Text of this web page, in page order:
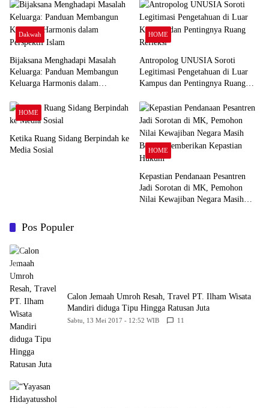
Dakwah
Bijaksana Menghadapi Masalah
Keluarga: Panduan Membangun
Keluarga Harmonis dalam
HOME
Antropolog UNUSIA Soroti
Legitimasi Pengetahuan di Luar
Kampus dan Pentingnya Ruang
HOME
Ketika Ruang Sidang Berpindah ke
Media Sosial
HOME
Kepastian Pendanaan Pesantren
Jadi Sorotan di MK, Pemohon
Nilai Kewajiban Negara Masih
Pos Populer
Calon Jemaah Umroh Resah, Travel PT. Ilham Wisata
Mandiri diduga Tipu Hingga Ratusan Juta
Sabtu, 13 Mei 2017 - 12:52 WIB 11